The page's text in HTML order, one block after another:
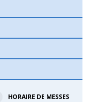
HORAIRE DE MESSES